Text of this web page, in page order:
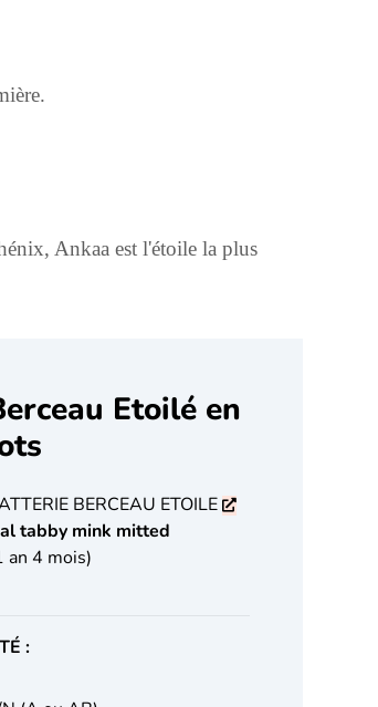
Ankaa est l'étoile la plus
Etoilé en
BERCEAU ETOILE
tabby mink mitted
4 mois)
: